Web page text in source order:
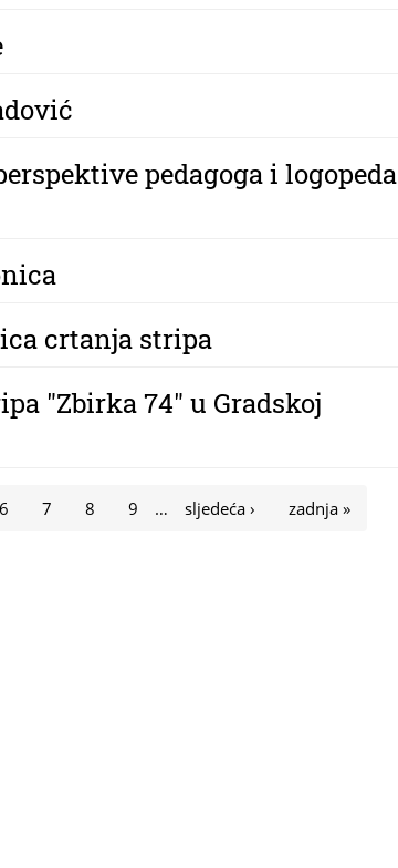
pedagoga i logopeda
crtanja stripa
"Zbirka 74" u Gradskoj
6 7 8 9 … sljedeća › zadnja »